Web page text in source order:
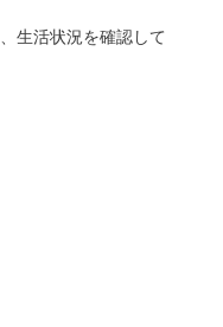
生活状況を確認して